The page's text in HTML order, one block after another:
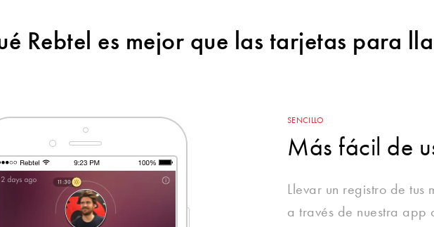
Rebtel es mejor que las tarjetas para
SENCILLO
Más fácil de
Llevar un registro de tus
a través de nuestra app